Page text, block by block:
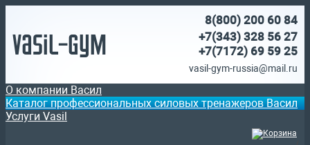
Vasil-Gym
8(800) 200 60 84
+7(343) 328 56 27
+7(7172) 69 59 25
vasil-gym-russia@mail.ru
О компании Васил
Каталог профессиональных силовых тренажеров Васил
Услуги Vasil